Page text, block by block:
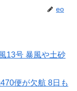
eo
13号 暴風や土砂
便が欠航 8日も